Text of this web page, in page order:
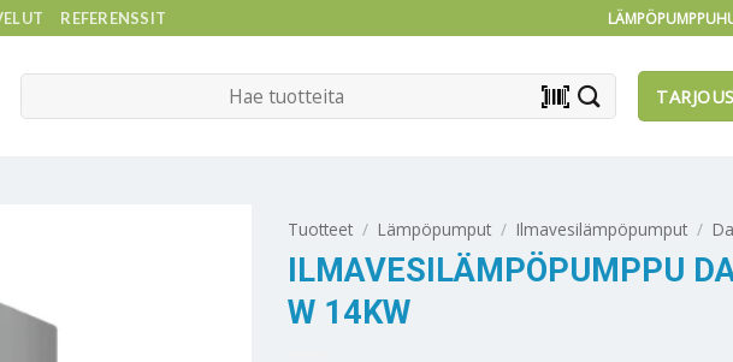
REFERENSSIT
barcode_scanner
Tuotteet / Lämpöpumput / Ilmavesilämpöpumput /
ILMAVESILÄMPÖPUMPPU
W 14KW